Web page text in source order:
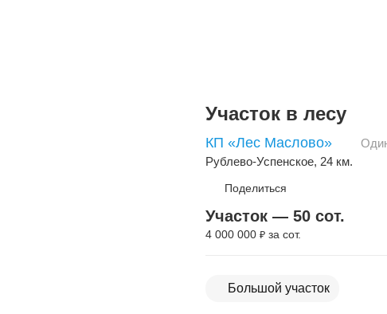
Участок в лесу
КП «Лес Маслово»
Рублево-Успенское, 24 км.
Поделиться
Участок — 50 сот.
4 000 000 ₽ за сот.
Большой участок